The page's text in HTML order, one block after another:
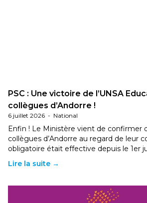
PSC : Une victoire de l’UNSA
collègues d’Andorre !
6 juillet 2026 - National
Enfin ! Le Ministère vient de confirmer
collègues d’Andorre au regard de leur
obligatoire était effective depuis le 1er
Lire la suite →